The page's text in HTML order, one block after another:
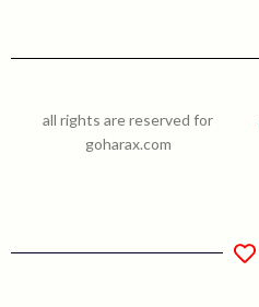
all rights are reserved for
goharax.com